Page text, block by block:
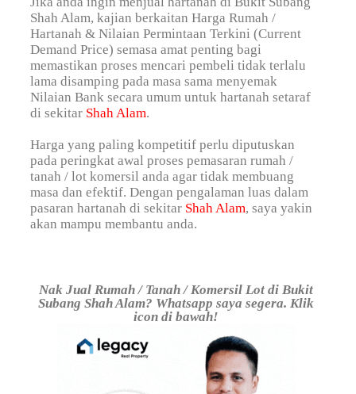
Shah Alam, kajian berkaitan Harga Rumah /
Hartanah & Nilaian Permintaan Terkini (Current
Demand Price) semasa amat penting bagi
memastikan proses mencari pembeli tidak terlalu
lama disamping pada masa sama menyemak
Nilaian Bank secara umum untuk hartanah setaraf
di sekitar Shah Alam.
Harga yang paling kompetitif perlu diputuskan
pada peringkat awal proses pemasaran rumah /
tanah / lot komersil anda agar tidak membuang
masa dan efektif. Dengan pengalaman luas dalam
pasaran hartanah di sekitar Shah Alam, saya yakin
akan mampu membantu anda.
Nak Jual Rumah / Tanah / Komersil Lot di Bukit
Subang Shah Alam? Whatsapp saya segera. Klik
icon di bawah!